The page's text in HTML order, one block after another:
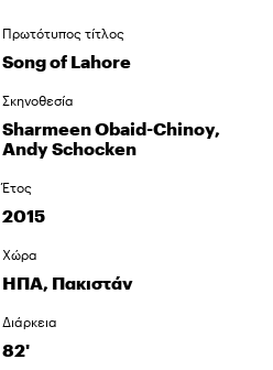
Πρωτότυπος τίτλος
Song of Lahore
Σκηνοθεσία
Sharmeen Obaid-Chinoy,
Andy Schocken
Έτος
2015
Χώρα
ΗΠΑ, Πακιστάν
Διάρκεια
82'